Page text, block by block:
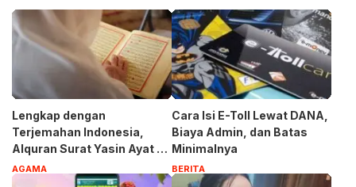
Lengkap dengan
Terjemahan Indonesia,
Alquran Surat Yasin Ayat 1-
83
AGAMA
Cara Isi E-Toll Lewat DANA,
Biaya Admin, dan Batas
Minimalnya
BERITA